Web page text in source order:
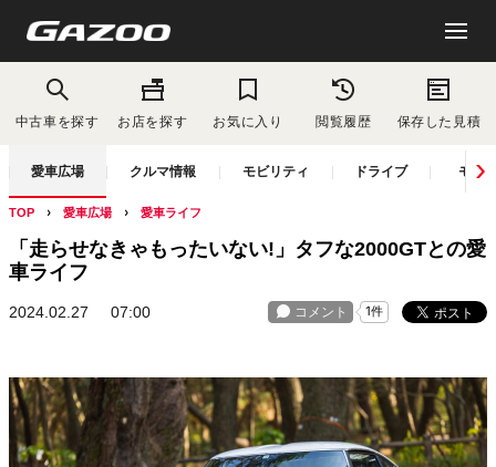
中古車を探す お店を探す お気に入り 閲覧履歴 保存した見積
愛車広場 クルマ情報 モビリティ ドライブ モー
TOP 愛車広場 愛車ライフ
「走らせなきゃもったいない!」タフな2000GTとの愛
車ライフ
2024.02.27 07:00